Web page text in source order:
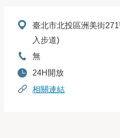
地址：臺北市北投區洲美街
入步道)
電話：
無
開放時間：
24H開放
相關連結